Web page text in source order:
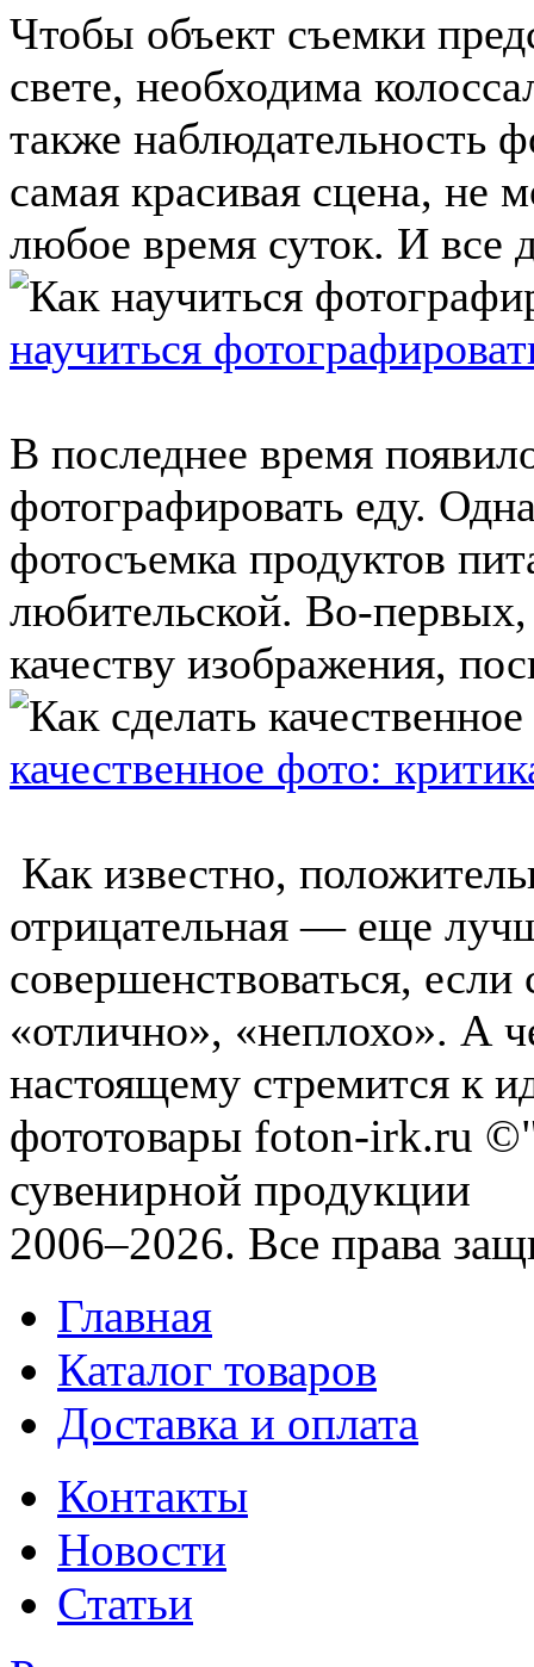
Чтобы объект съемки
свете, необходима
также наблюдательность
самая красивая сцена, не
любое время суток. И все
научиться
В последнее время
фотографировать еду.
фотосъемка продуктов
любительской. Во-
качеству изображения,
качественное фото:
Как известно,
отрицательная — еще
совершенствоваться,
«отлично», «неплохо». А
настоящему стремится к
фототовары foton-irk.ru
сувенирной продукции
2006–2026. Все права
Главная
Каталог товаров
Доставка и оплата
Контакты
Новости
Статьи